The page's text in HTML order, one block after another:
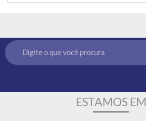
ESTAMOS EM